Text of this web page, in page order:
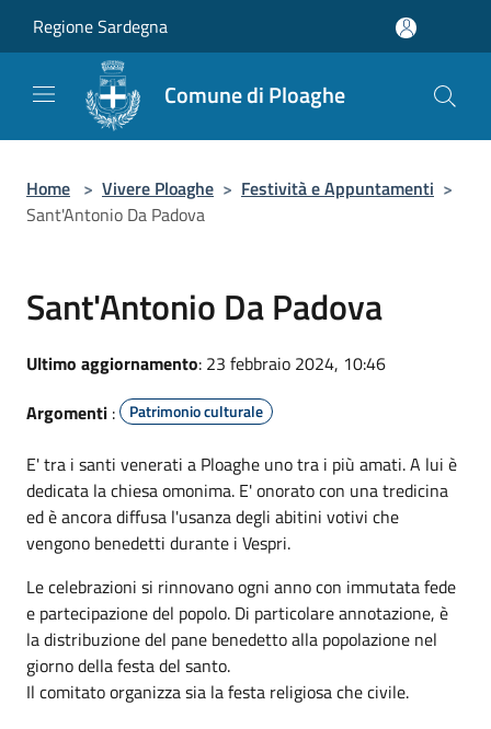
Regione Sardegna
Comune di Ploaghe
Home > Vivere Ploaghe > Festività e Appuntamenti >
Sant'Antonio Da Padova
Sant'Antonio Da Padova
Ultimo aggiornamento: 23 febbraio 2024, 10:46
Argomenti : Patrimonio culturale
E' tra i santi venerati a Ploaghe uno tra i più amati. A lui è
dedicata la chiesa omonima. E' onorato con una tredicina
ed è ancora diffusa l'usanza degli abitini votivi che
vengono benedetti durante i Vespri.
Le celebrazioni si rinnovano ogni anno con immutata fede
e partecipazione del popolo. Di particolare annotazione, è
la distribuzione del pane benedetto alla popolazione nel
giorno della festa del santo.
Il comitato organizza sia la festa religiosa che civile.